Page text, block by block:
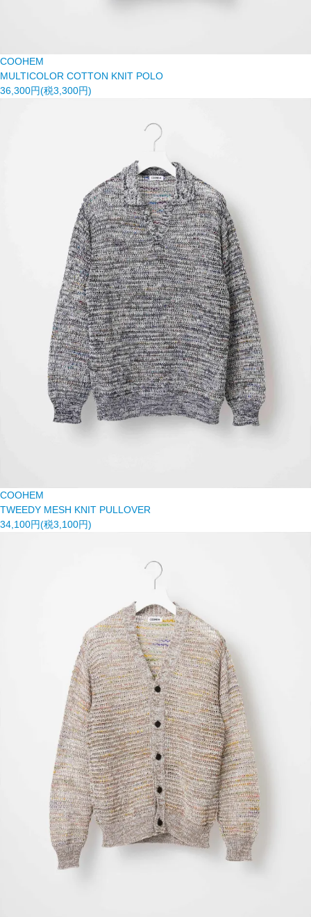
COOHEM
MULTICOLOR COTTON KNIT POLO
36,300円(税3,300円)
COOHEM
TWEEDY MESH KNIT PULLOVER
34,100円(税3,100円)